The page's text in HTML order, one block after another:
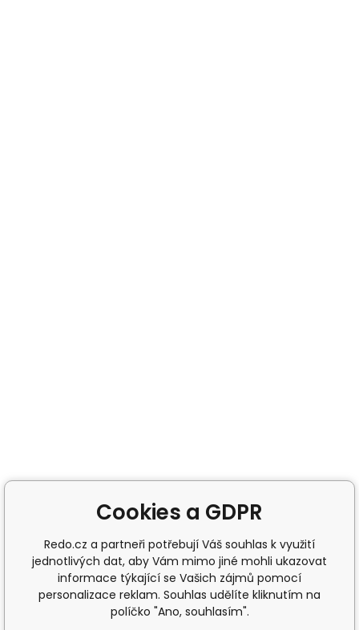
Cookies a GDPR
Redo.cz a partneři potřebují Váš souhlas k využití
jednotlivých dat, aby Vám mimo jiné mohli ukazovat
informace týkající se Vašich zájmů pomocí
personalizace reklam. Souhlas udělíte kliknutím na
políčko "Ano, souhlasím".